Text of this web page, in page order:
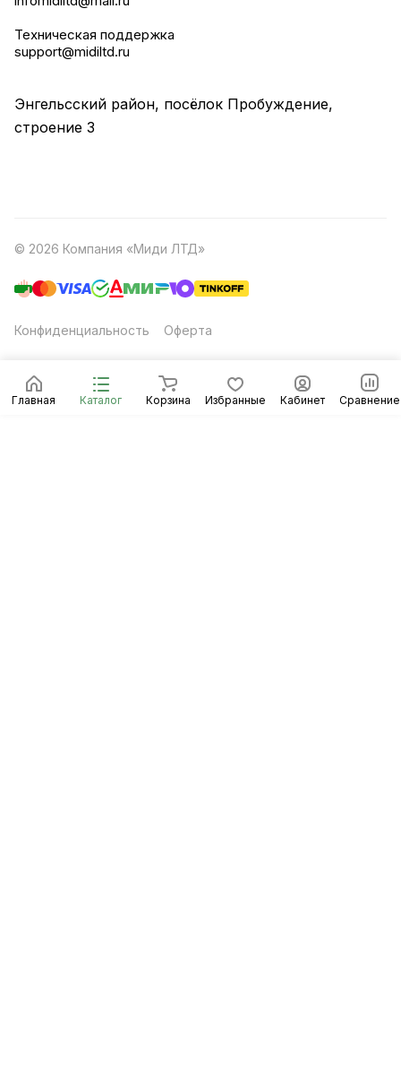
Главная Каталог Корзина Избранные Кабинет Сравнение
Техническая поддержка
support@midiltd.ru
Энгельсский район, посёлок Пробуждение,
строение 3
© 2026 Компания «Миди ЛТД»
Конфиденциальность Оферта